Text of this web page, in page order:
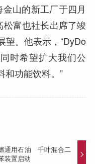
山的新工厂于四月
富也社长出席了竣
望。他表示，“DyDo
时希望扩大我们公
功能饮料。”
通用石油 千叶混合二
装置启动